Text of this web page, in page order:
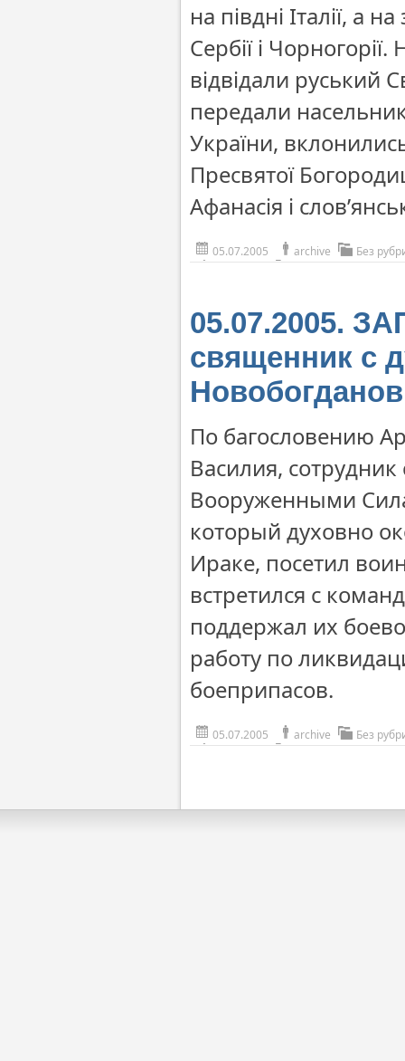
на півдні Італії, а
Сербії і
відвідали руський
передали
України,
Пресвятої
Афанасія і
05.07.2005 archive Без
05.07.2005.
священник с
По багословению
Василия,
Вооруженными
который духовно
Ираке, посетил
встретился с
поддержал их
работу по
боеприпасов.
05.07.2005 archive Без